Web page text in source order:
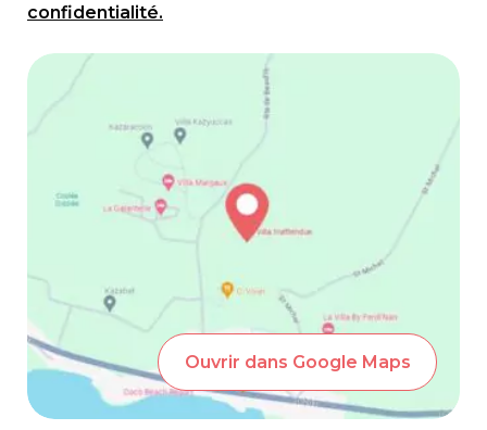
confidentialité.
Ouvrir dans Google Maps